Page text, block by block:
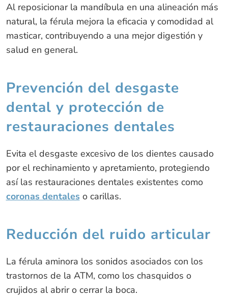
Al reposicionar la mandíbula en una alineación más
natural, la férula mejora la eficacia y comodidad al
masticar, contribuyendo a una mejor digestión y
salud en general.
Prevención del desgaste
dental y protección de
restauraciones dentales
Evita el desgaste excesivo de los dientes causado
por el rechinamiento y apretamiento, protegiendo
así las restauraciones dentales existentes como
coronas dentales o carillas.
Reducción del ruido articular
La férula aminora los sonidos asociados con los
trastornos de la ATM, como los chasquidos o
crujidos al abrir o cerrar la boca.